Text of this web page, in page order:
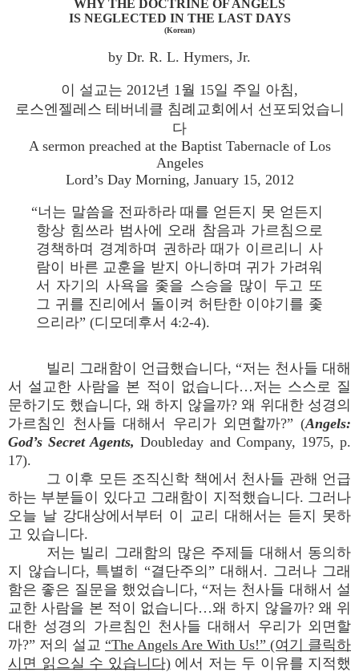
WHY THE DOCTRINE OF ANGELS
IS NEGLECTED IN THE LAST DAYS
(Korean)
by Dr. R. L. Hymers, Jr.
이 설교는 2012년 1월 15일 주일 아침,
로스엔젤레스 테버네클 침례교회에서 선포되었습니
다
A sermon preached at the Baptist Tabernacle of Los
Angeles
Lord’s Day Morning, January 15, 2012
“너는 말씀을 전파하라 때를 얻든지 못 얻든지
항상 힘쓰라 범사에 오래 참음과 가르침으로
경책하며 경계하며 권하라 때가 이르리니 사
람이 바른 교훈을 받지 아니하며 귀가 가려워
서 자기의 사욕을 좇을 스승을 많이 두고 또
그 귀를 진리에서 돌이켜 허탄한 이야기를 좇
으리라” (디모데후서 4:2-4).
빌리 그래함이 언급했습니다, “저는 천사들 대해
서 설교한 사람을 본 적이 없습니다…저는 스스로 질
문하기도 했습니다, 왜 하지 않을까? 왜 위대한 성경의
가르침인 천사들 대해서 우리가 외면할까?” (Angels:
God’s Secret Agents, Doubleday and Company, 1975, p.
17).
그 이후 모든 조직신학 책에서 천사들 관해 언급
하는 부분들이 있다고 그래함이 지적했습니다. 그러나
오늘 날 강대상에서부터 이 교리 대해서는 듣지 못하
고 있습니다.
저는 빌리 그래함의 많은 주제들 대해서 동의하
지 않습니다, 특별히 “결단주의” 대해서. 그러나 그래
함은 좋은 질문을 했었습니다, “저는 천사들 대해서 설
교한 사람을 본 적이 없습니다…왜 하지 않을까? 왜 위
대한 성경의 가르침인 천사들 대해서 우리가 외면할
까?” 저의 설교 “The Angels Are With Us!” (여기 클릭하
시면 읽으실 수 있습니다)에서 저는 두 이유를 지적했